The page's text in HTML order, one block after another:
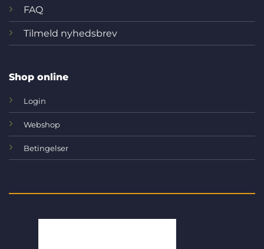
FAQ
Tilmeld nyhedsbrev
Shop online
Login
Webshop
Betingelser